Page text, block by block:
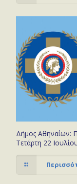
Δήμος Αθηναίων:
Τετάρτη 22